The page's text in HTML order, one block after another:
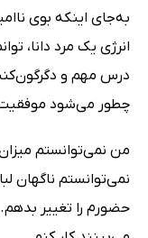
به‌جای اینکه بوی
انرژی یک مرد دانا،
درس مهم و
چطور می‌شود
من نمی‌توانستم
نمی‌توانستم ناگهان
حضورم را تغییر